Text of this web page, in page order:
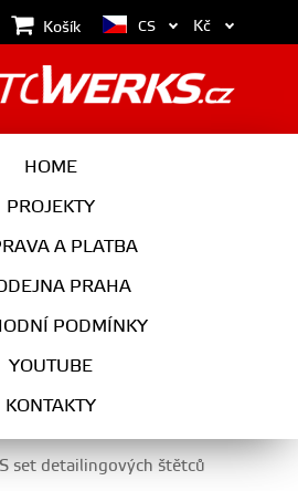
Košík
HOME
PROJEKTY
A PLATBA
PRAHA
PODMÍNKY
YOUTUBE
KONTAKTY
CS Kč
LEŠTĚNKY
A DALŠÍ
LEŠTĚNKY NA KOV A DALŠÍ
set detailingových štětců